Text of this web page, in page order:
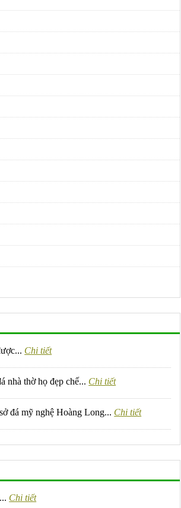
Chi tiết
nhà thờ họ đẹp chế... Chi tiết
đá mỹ nghệ Hoàng Long... Chi tiết
Chi tiết